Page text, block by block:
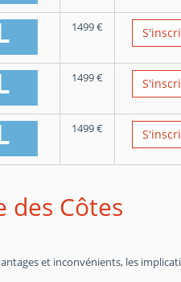
1499€
1499€
1499€
des Côtes
et inconvénients, les